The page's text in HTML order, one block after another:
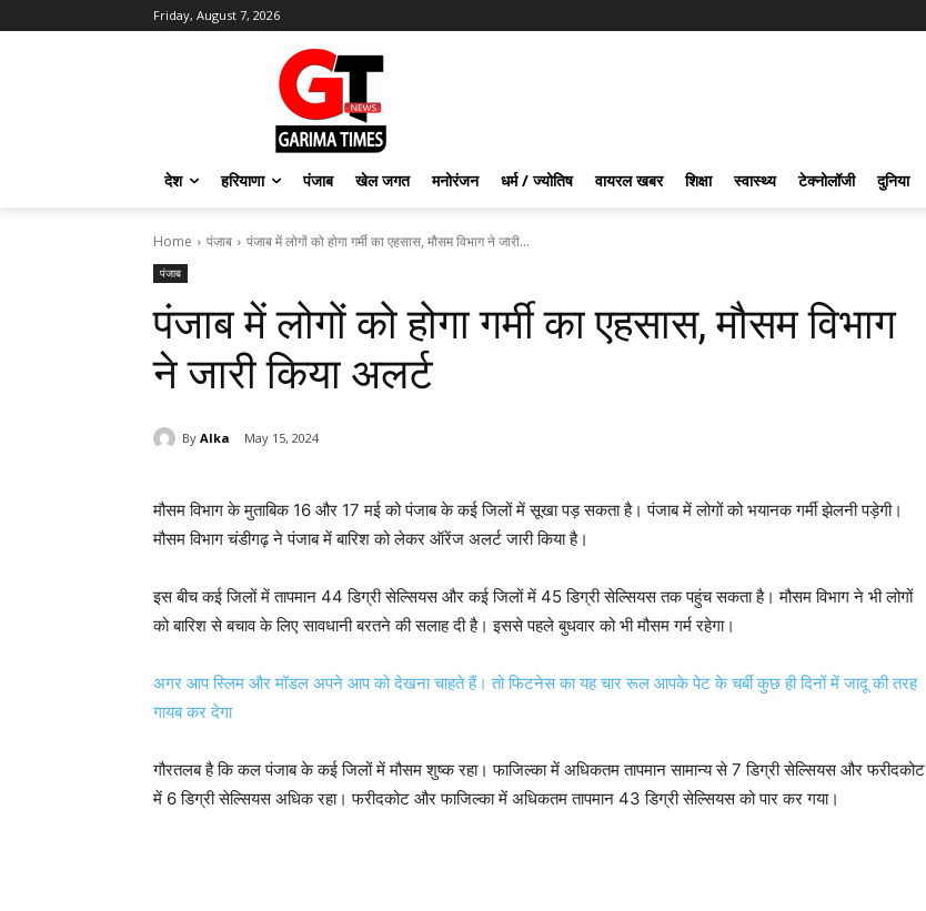
Friday, August 7, 2026
देश हरियाणा पंजाब खेल जगत मनोरंजन धर्म / ज्योतिष वायरल खबर शिक्षा स्वास्थ्य टेक्नोलॉजी दुनिया
Home पंजाब पंजाब में लोगों को होगा गर्मी का एहसास, मौसम विभाग ने जारी...
पंजाब
पंजाब में लोगों को होगा गर्मी का एहसास, मौसम विभाग
ने जारी किया अलर्ट
By Alka May 15, 2024
मौसम विभाग के मुताबिक 16 और 17 मई को पंजाब के कई जिलों में सूखा पड़ सकता है। पंजाब में लोगों को भयानक गर्मी झेलनी पड़ेगी।
मौसम विभाग चंडीगढ़ ने पंजाब में बारिश को लेकर ऑरेंज अलर्ट जारी किया है।
इस बीच कई जिलों में तापमान 44 डिग्री सेल्सियस और कई जिलों में 45 डिग्री सेल्सियस तक पहुंच सकता है। मौसम विभाग ने भी लोगों
को बारिश से बचाव के लिए सावधानी बरतने की सलाह दी है। इससे पहले बुधवार को भी मौसम गर्म रहेगा।
अगर आप स्लिम और मॉडल अपने आप को देखना चाहते हैं। तो फिटनेस का यह चार रूल आपके पेट के चर्बी कुछ ही दिनों में जादू की तरह
गायब कर देगा
गौरतलब है कि कल पंजाब के कई जिलों में मौसम शुष्क रहा। फाजिल्का में अधिकतम तापमान सामान्य से 7 डिग्री सेल्सियस और फरीदकोट
में 6 डिग्री सेल्सियस अधिक रहा। फरीदकोट और फाजिल्का में अधिकतम तापमान 43 डिग्री सेल्सियस को पार कर गया।